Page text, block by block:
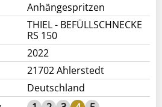
Anhängespritzen
THIEL - BEFÜLLSCHNECKE
RS 150
2022
21702 Ahlerstedt
Deutschland